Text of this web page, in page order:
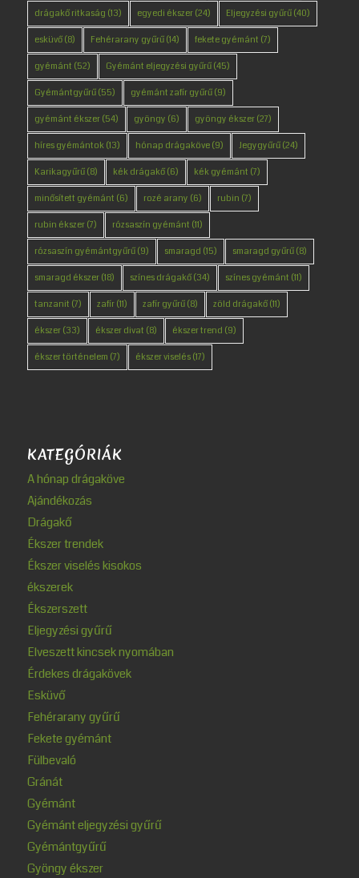
drágakő ritkaság (13) egyedi ékszer(24) Eljegyzési gyűrű(40)
esküvő(8) Fehérarany gyűrű(14) fekete gyémánt (7)
gyémánt (52) Gyémánt eljegyzési gyűrű(45)
Gyémántgyűrű(55) gyémánt zafír gyűrű(9)
gyémánt ékszer(54) gyöngy (6) gyöngy ékszer(27)
híres gyémántok(13) hónap drágaköve(9) Jegygyűrű(24)
Karikagyűrű(8) kék drágakő(6) kék gyémánt (7)
minősített gyémánt (6) rozé arany (6) rubin (7)
rubin ékszer(7) rózsaszín gyémánt (11)
rózsaszín gyémántgyűrű(9) smaragd (15) smaragd gyűrű(8)
smaragd ékszer(18) színes drágakő(34) színes gyémánt (11)
tanzanit (7) zafír(11) zafír gyűrű(8) zöld drágakő(11)
ékszer(33) ékszer divat (8) ékszer trend (9)
ékszer történelem (7) ékszer viselés(17)
KATEGÓRIÁK
A hónap drágaköve
Ajándékozás
Drágakő
Ékszer trendek
Ékszer viselés kisokos
ékszerek
Ékszerszett
Eljegyzési gyűrű
Elveszett kincsek nyomában
Érdekes drágakövek
Esküvő
Fehérarany gyűrű
Fekete gyémánt
Fülbevaló
Gránát
Gyémánt
Gyémánt eljegyzési gyűrű
Gyémántgyűrű
Gyöngy ékszer